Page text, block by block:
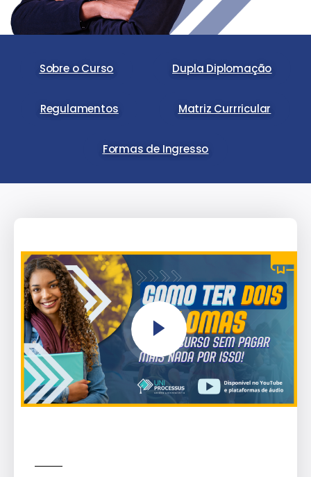
Sobre o Curso Dupla Diplomação
Regulamentos Matriz Currricular
Formas de Ingresso